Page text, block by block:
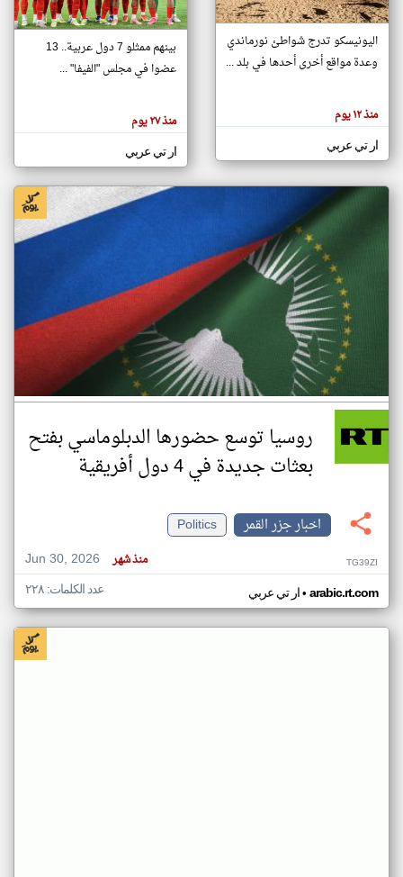
تغيير الدولة
اخبار جزر القمر على مدار الساعة
أهم اخبار جزر القمر العاجلة والمباشرة
هنا عن
وجهة
كاتبيها.
اليونيسكو تدرج شواطئ نورماندي
وعدة مواقع أخرى أحدها في بلد ...
منذ ١٢ يوم
ار تي عربي
بينهم ممثلو 7 دول عربية.. 13
عضوا في مجلس "الفيفا" ...
منذ ٢٧ يوم
ار تي عربي
روسيا توسع حضورها الدبلوماسي بفتح
بعثات جديدة في 4 دول أفريقية
اخبار جزر القمر
Politics
Jun 30, 2026
منذ شهر TG39ZI
ار تي عربي• arabic.rt.com عدد الكلمات: ٢٢٨
klyoum.com